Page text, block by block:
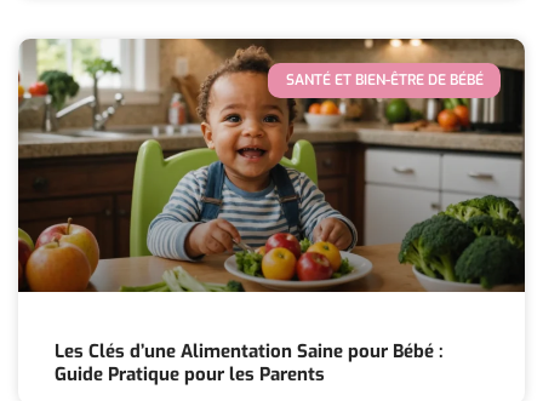
SANTÉ ET BIEN-ÊTRE DE BÉBÉ
Les Clés d’une Alimentation Saine pour Bébé :
Guide Pratique pour les Parents